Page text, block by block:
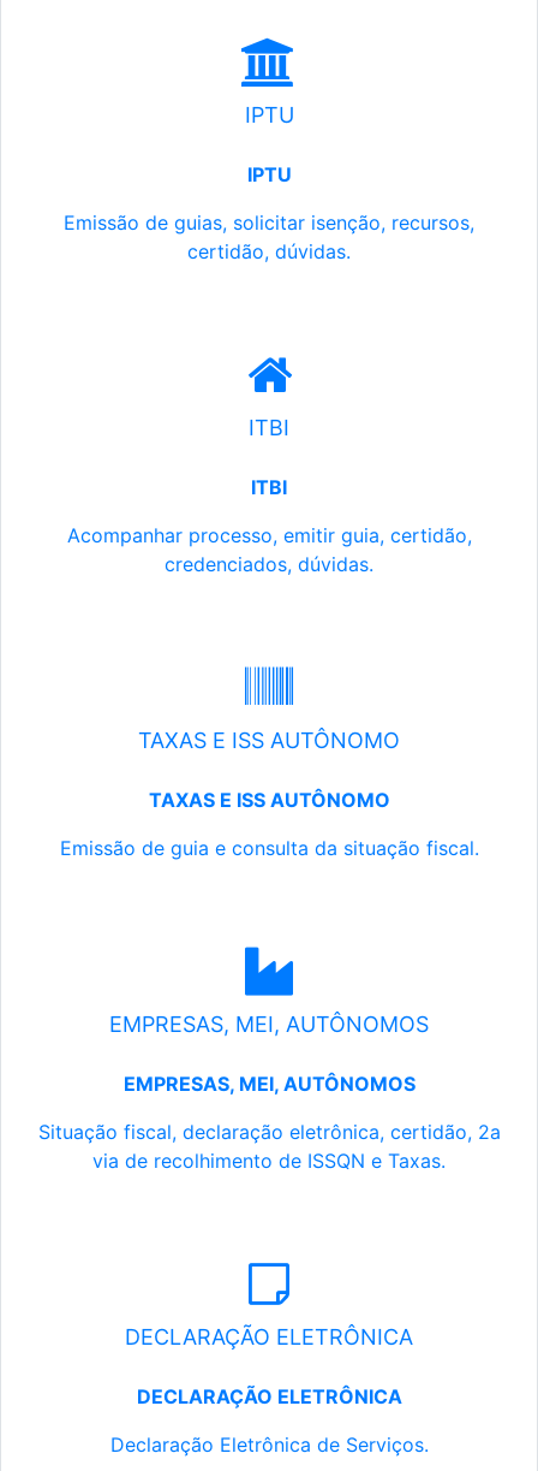
IPTU
IPTU
Emissão de guias, solicitar isenção, recursos,
certidão, dúvidas.
ITBI
ITBI
Acompanhar processo, emitir guia, certidão,
credenciados, dúvidas.
TAXAS E ISS AUTÔNOMO
TAXAS E ISS AUTÔNOMO
Emissão de guia e consulta da situação fiscal.
EMPRESAS, MEI, AUTÔNOMOS
EMPRESAS, MEI, AUTÔNOMOS
Situação fiscal, declaração eletrônica, certidão, 2a
via de recolhimento de ISSQN e Taxas.
DECLARAÇÃO ELETRÔNICA
DECLARAÇÃO ELETRÔNICA
Declaração Eletrônica de Serviços.